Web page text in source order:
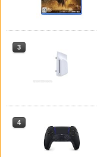
3
4
3
4